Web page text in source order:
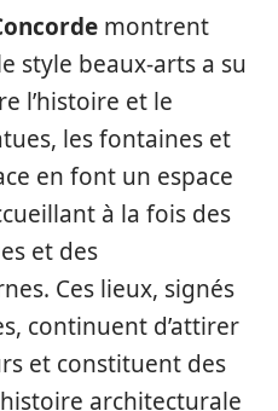
montrent
style beaux-arts a su
l’histoire et le
les fontaines et
en font un espace
à la fois des
et des
Ces lieux, signés
continuent d’attirer
et constituent des
architecturale